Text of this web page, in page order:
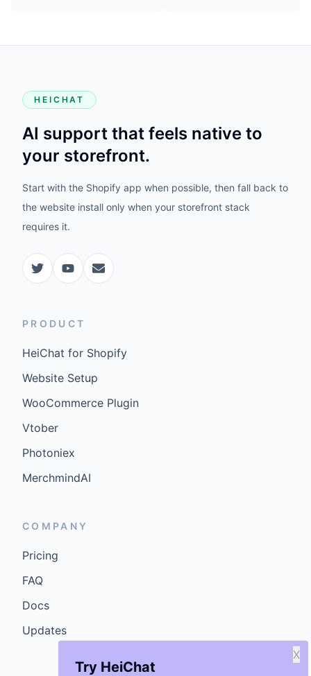
Try HeiChat
X
HEICHAT
AI support that feels native to
your storefront.
Start with the Shopify app when possible, then fall back to
the website install only when your storefront stack
requires it.
PRODUCT
HeiChat for Shopify
Website Setup
WooCommerce Plugin
Vtober
Photoniex
MerchmindAI
COMPANY
Pricing
FAQ
Docs
Updates